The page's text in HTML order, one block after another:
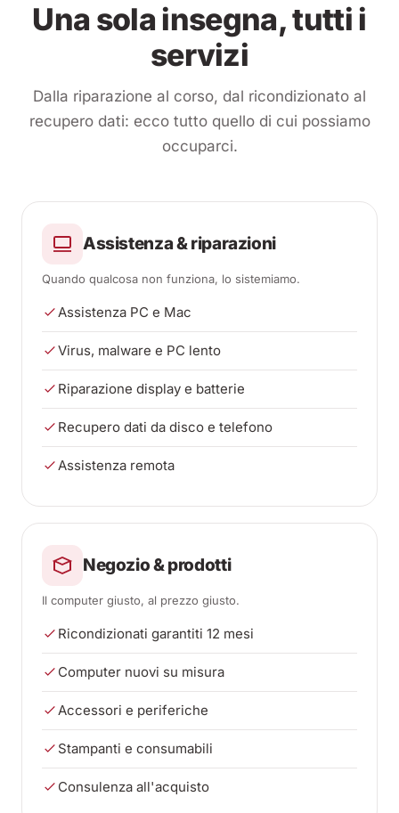
Una sola insegna, tutti i
servizi
Dalla riparazione al corso, dal ricondizionato al
recupero dati: ecco tutto quello di cui possiamo
occuparci.
Assistenza & riparazioni
Quando qualcosa non funziona, lo sistemiamo.
Assistenza PC e Mac
Virus, malware e PC lento
Riparazione display e batterie
Recupero dati da disco e telefono
Assistenza remota
Negozio & prodotti
Il computer giusto, al prezzo giusto.
Ricondizionati garantiti 12 mesi
Computer nuovi su misura
Accessori e periferiche
Stampanti e consumabili
Consulenza all'acquisto